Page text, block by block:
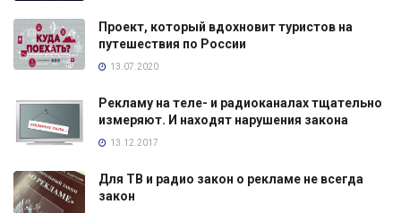
Проект, который вдохновит туристов на
путешествия по России
13.07.2020
Рекламу на теле- и радиоканалах тщательно
измеряют. И находят нарушения закона
13.12.2017
Для ТВ и радио закон о рекламе не всегда
закон